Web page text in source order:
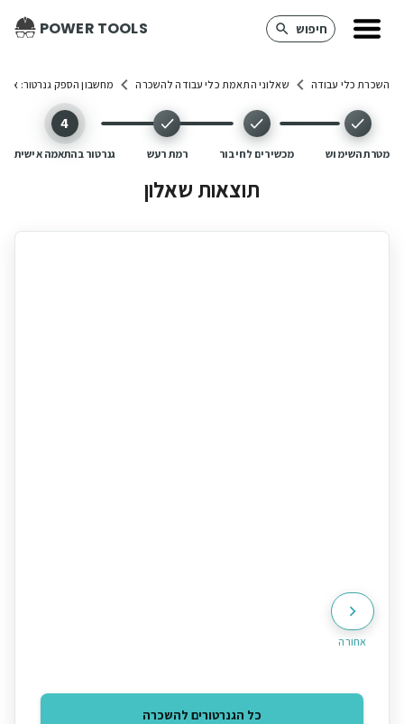
חיפוש POWER TOOLS
השכרת כלי עבודה שאלוני התאמת כלי עבודה להשכרה מחשבון הספק גנרטור:
מטרת השימוש
(הושלם)
מכשירים לחיבור
(הושלם)
רמת רעש
(הושלם) 4
גנרטור בהתאמה אישית
(שלב נוכחי)
תוצאות שאלון
אחורה
כל הגנרטורים להשכרה